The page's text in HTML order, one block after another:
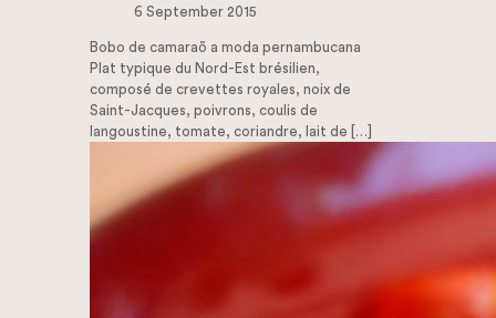
6 September 2015
Bobo de camaraõ a moda pernambucana
Plat typique du Nord-Est brésilien,
composé de crevettes royales, noix de
Saint-Jacques, poivrons, coulis de
langoustine, tomate, coriandre, lait de […]